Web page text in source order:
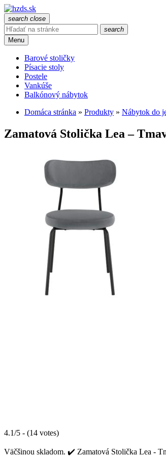
search close
search
Menu
Barové stoličky
Písacie stoly
Postele
Vankúše
Balkónový nábytok
Domáca stránka » Produkty » Nábytok do
Zamatová Stolička Lea –
4.1/5 - (14 votes)
Väčšinou skladom. ✔️ Zamatová Stolička Lea -